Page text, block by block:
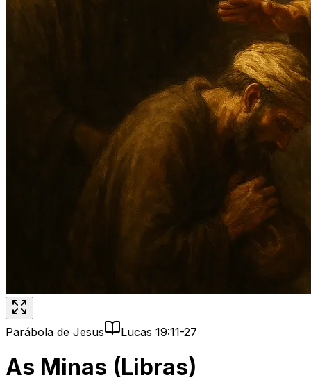
Parábola de Jesus Lucas 19:11-27
As Minas (Libras)